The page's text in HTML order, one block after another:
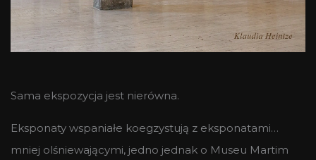
Sama ekspozycja jest nierówna.
Eksponaty wspaniałe koegzystują z eksponatami…
mniej olśniewającymi, jedno jednak o Museu Martim